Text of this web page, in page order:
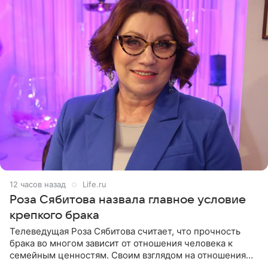
12 часов назад Life.ru
Роза Сябитова назвала главное условие
крепкого брака
Телеведущая Роза Сябитова считает, что прочность
брака во многом зависит от отношения человека к
семейным ценностям. Своим взглядом на отношения